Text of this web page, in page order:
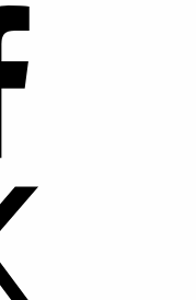
les actes cyber
des Données
mai 2018, le RGPD
Afin de garantir leur